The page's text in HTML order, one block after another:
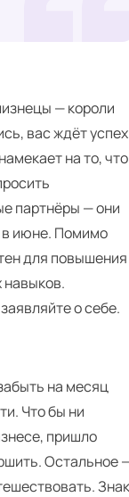
— короли
вас ждёт
на то, что
партнёры — они
в июне. Помимо
для повышения
навыков.
о себе.
на месяц
Что бы ни
пришло
Остальное
Знак